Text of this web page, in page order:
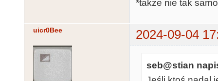
*także nie tak
uicr0Bee 2024-09-04
seb@stian